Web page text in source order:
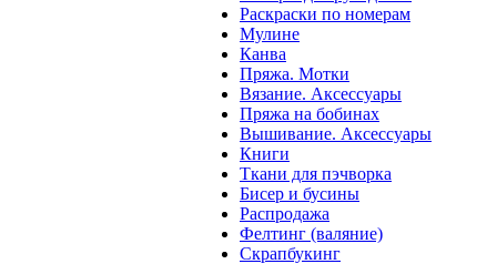
Раскраски по номерам
Мулине
Канва
Пряжа. Мотки
Вязание. Аксессуары
Пряжа на бобинах
Вышивание. Аксессуары
Книги
Ткани для пэчворка
Бисер и бусины
Распродажа
Фелтинг (валяние)
Скрапбукинг